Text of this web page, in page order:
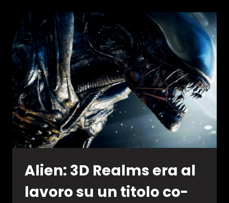
DISPONIBILE
GRATUITAMENTE
Alien: 3D Realms era al
lavoro su un titolo co-